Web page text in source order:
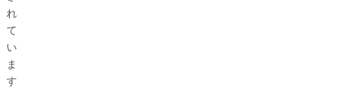
れ
て
い
ま
す